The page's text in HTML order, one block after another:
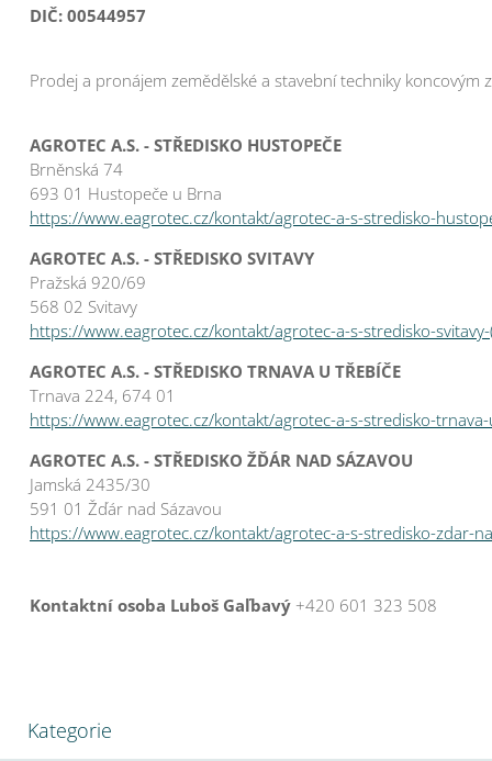
DIČ: 00544957
Prodej a pronájem zemědělské a stavební techniky
AGROTEC A.S. - STŘEDISKO HUSTOPEČE
Brněnská 74
693 01 Hustopeče u Brna
https://www.eagrotec.cz/kontakt/agrotec-a-s-stredisko-
AGROTEC A.S. - STŘEDISKO SVITAVY
Pražská 920/69
568 02 Svitavy
https://www.eagrotec.cz/kontakt/agrotec-a-s-stredisko-svitavy-
AGROTEC A.S. - STŘEDISKO TRNAVA U TŘEBÍČE
Trnava 224, 674 01
https://www.eagrotec.cz/kontakt/agrotec-a-s-stredisko-
AGROTEC A.S. - STŘEDISKO ŽĎÁR NAD SÁZAVOU
Jamská 2435/30
591 01 Žďár nad Sázavou
https://www.eagrotec.cz/kontakt/agrotec-a-s-stredisko-zdar-
Kontaktní osoba Luboš Gaľbavý +420 601 323 508
Kategorie